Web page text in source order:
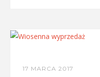
17 MARCA 2017